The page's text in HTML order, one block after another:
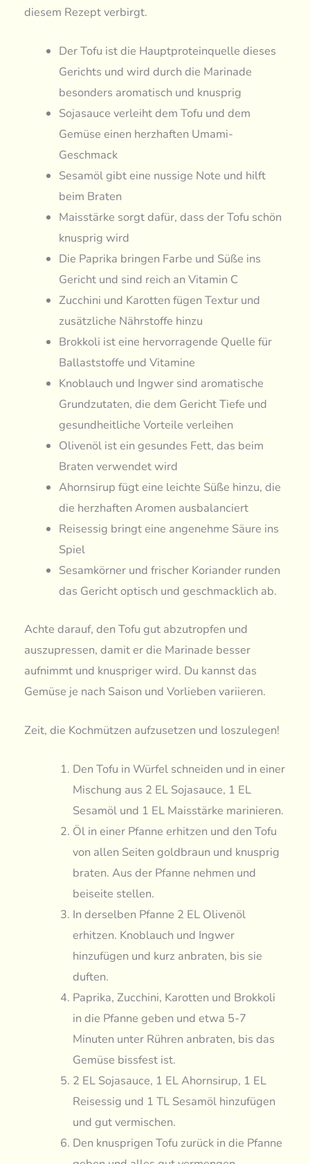
diesem Rezept verbirgt.
Der Tofu ist die Hauptproteinquelle dieses
Gerichts und wird durch die Marinade
besonders aromatisch und knusprig
Sojasauce verleiht dem Tofu und dem
Gemüse einen herzhaften Umami-
Geschmack
Sesamöl gibt eine nussige Note und hilft
beim Braten
Maisstärke sorgt dafür, dass der Tofu schön
knusprig wird
Die Paprika bringen Farbe und Süße ins
Gericht und sind reich an Vitamin C
Zucchini und Karotten fügen Textur und
zusätzliche Nährstoffe hinzu
Brokkoli ist eine hervorragende Quelle für
Ballaststoffe und Vitamine
Knoblauch und Ingwer sind aromatische
Grundzutaten, die dem Gericht Tiefe und
gesundheitliche Vorteile verleihen
Olivenöl ist ein gesundes Fett, das beim
Braten verwendet wird
Ahornsirup fügt eine leichte Süße hinzu, die
die herzhaften Aromen ausbalanciert
Reisessig bringt eine angenehme Säure ins
Spiel
Sesamkörner und frischer Koriander runden
das Gericht optisch und geschmacklich ab.
Achte darauf, den Tofu gut abzutropfen und
auszupressen, damit er die Marinade besser
aufnimmt und knuspriger wird. Du kannst das
Gemüse je nach Saison und Vorlieben variieren.
Zeit, die Kochmützen aufzusetzen und loszulegen!
Den Tofu in Würfel schneiden und in einer
Mischung aus 2 EL Sojasauce, 1 EL
Sesamöl und 1 EL Maisstärke marinieren.
Öl in einer Pfanne erhitzen und den Tofu
von allen Seiten goldbraun und knusprig
braten. Aus der Pfanne nehmen und
beiseite stellen.
In derselben Pfanne 2 EL Olivenöl
erhitzen. Knoblauch und Ingwer
hinzufügen und kurz anbraten, bis sie
duften.
Paprika, Zucchini, Karotten und Brokkoli
in die Pfanne geben und etwa 5-7
Minuten unter Rühren anbraten, bis das
Gemüse bissfest ist.
2 EL Sojasauce, 1 EL Ahornsirup, 1 EL
Reisessig und 1 TL Sesamöl hinzufügen
und gut vermischen.
Den knusprigen Tofu zurück in die Pfanne